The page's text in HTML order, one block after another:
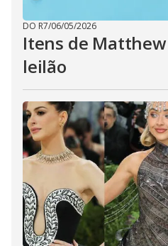
DO R7/06/05/2026
Itens de Matthew
leilão